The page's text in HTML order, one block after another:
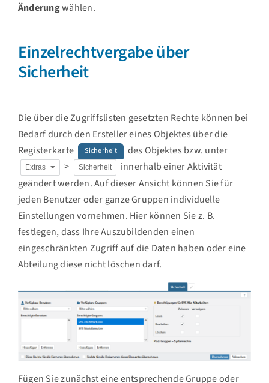
Änderungwählen.
Einzelrechtvergabe über
Sicherheit
Die über die Zugriffslisten gesetzten Rechte können bei
Bedarf durch den Ersteller eines Objektes über die
Registerkarte
Sicherheit des Objektes bzw. unter
Extras > Sicherheit
innerhalb einer Aktivität
geändert werden. Auf dieser Ansicht können Sie für
jeden Benutzer oder ganze Gruppen individuelle
Einstellungen vornehmen. Hier können Sie z. B.
festlegen, dass Ihre Auszubildenden einen
eingeschränkten Zugriff auf die Daten haben oder eine
Abteilung diese nicht löschen darf.
Fügen Sie zunächst eine entsprechende Gruppe oder